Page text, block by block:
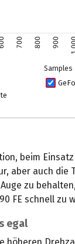
700 800 900
Samples
beim Einsatz
aber auch die
zu
FE schnell zu
egal